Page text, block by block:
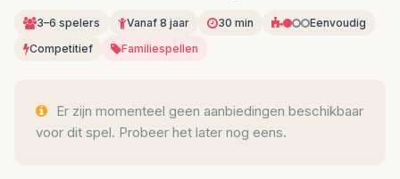
3–6 spelers Vanaf 8 jaar 30 min
Eenvoudig
Competitief
Familiespellen
Er zijn momenteel geen aanbiedingen beschikbaar
voor dit spel. Probeer het later nog eens.